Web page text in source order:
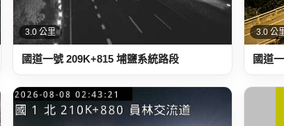
3.0 公里
國道一號 209K+815 埔鹽系統路段
3.0 公
國道